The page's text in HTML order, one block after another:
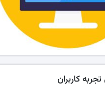
کاربران